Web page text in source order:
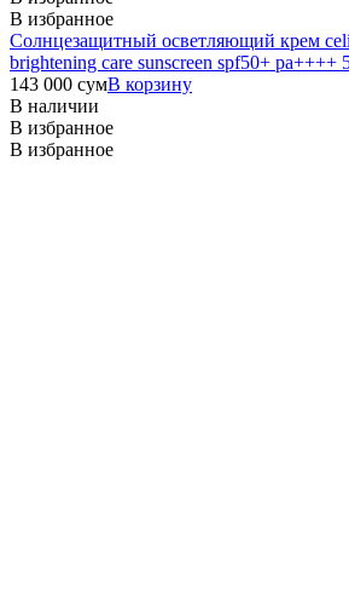
В избранное
Солнцезащитный осветляющий крем
brightening care sunscreen spf50+ pa++++
143 000 сумВ корзину
В наличии
В избранное
В избранное